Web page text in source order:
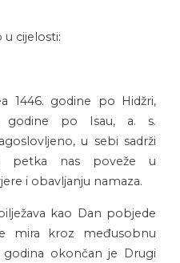
cijelosti:
1446. godine po Hidžri,
godine po Isau, a. s.
u sebi sadrži
petka nas poveže u
i obavljanju namaza.
kao Dan pobjede
mira kroz međusobnu
godina okončan je Drugi